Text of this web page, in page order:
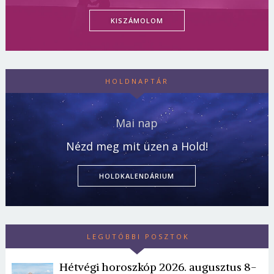
KISZÁMOLOM
HOLDNAPTÁR
Mai nap
Nézd meg mit üzen a Hold!
HOLDKALENDÁRIUM
LEGUTÓBBI POSZTOK
Hétvégi horoszkóp 2026. augusztus 8-